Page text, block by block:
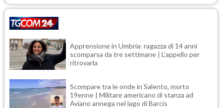
Apprensione in Umbria: ragazza di 14 anni
scomparsa da tre settimane | L'appello per
ritrovarla
Scompare tra le onde in Salento, morto
19enne | Militare americano di stanza ad
Aviano annega nel lago di Barcis